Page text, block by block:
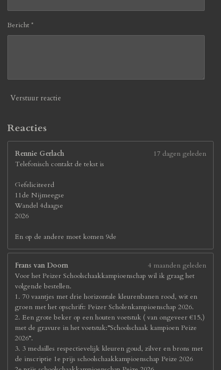
0
7
e
Bericht *
Verstuur reactie
Reacties
Rennie Gerlach
17 dagen geleden
Telefonisch contakt de tekst is
Gefeliciteerd
11de Nijmeegse
Wandel 4daagse
2026
En op de andere moet komen 9de
Frans van Doorn
4 maanden geleden
Voor het Peizer Schoolschaakkampioenschap wil ik graag het
volgende bestellen.
1. 70 vaantjes met drie horizontale kleurenbanen rood, wit en
groen met het opschrift: Peizer Scholenkampioenschap 2026.
2. Een grote beker op een houten voetstuk ( van ongeveer €15,)
met de gravure in het voetstuk:”Schoolschaak kampioen Peize
2026”.
3. 3 medailles respectievelijk kleuren goud, zilver en brons met
de inscriptie 1e prijs schoolschaakkampioenschap Peize 2026